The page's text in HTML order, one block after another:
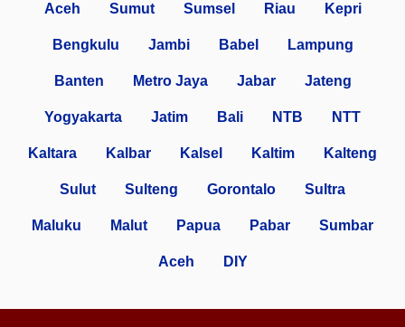
Aceh Sumut Sumsel Riau Kepri
Bengkulu Jambi Babel Lampung
Banten Metro Jaya Jabar Jateng
Yogyakarta Jatim Bali NTB NTT
Kaltara Kalbar Kalsel Kaltim Kalteng
Sulut Sulteng Gorontalo Sultra
Maluku Malut Papua Pabar Sumbar
Aceh DIY